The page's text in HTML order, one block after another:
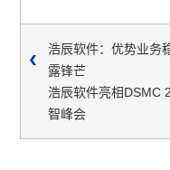
浩辰软件：优势业务
露锋芒
浩辰软件亮相DSMC
智峰会